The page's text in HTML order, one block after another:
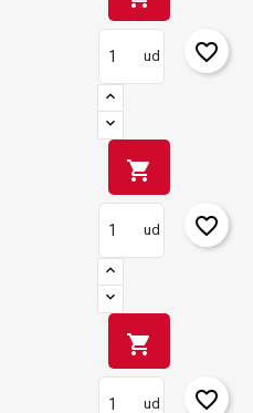
ud
shopping_cart
favorite_border
ud
shopping_cart
favorite_border
ud favorite_border